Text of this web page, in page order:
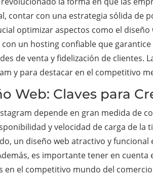
contar con una estrategia sólida de
optimizar aspectos como el
un hosting confiable que
de venta y fidelización de clientes.
y para destacar en el competitivo
Web: Claves para
depende en gran medida de
y velocidad de carga de
un diseño web atractivo y
es importante tener en
en el competitivo mundo del